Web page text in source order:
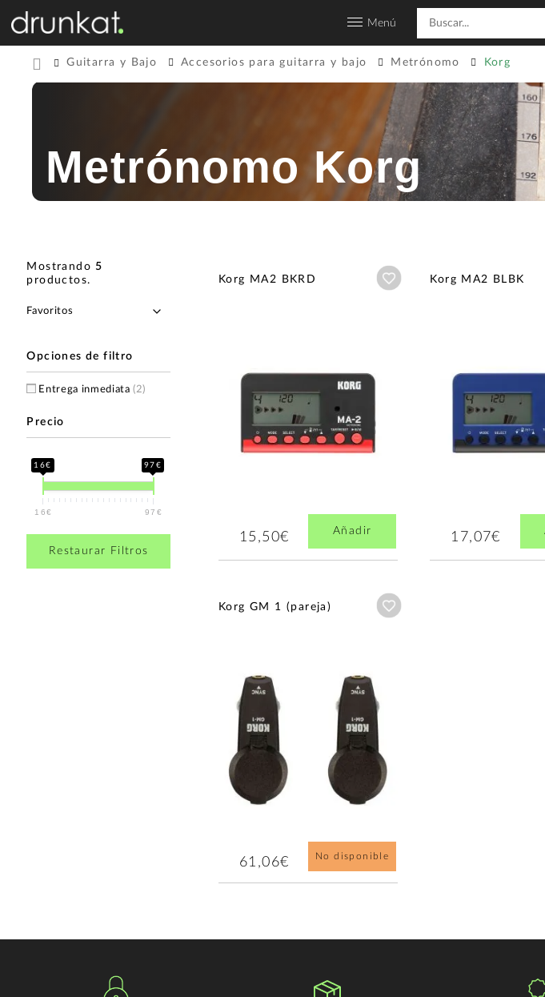
Menú
Guitarra y Bajo Accesorios para guitarra y bajo Metrónomo Korg
Metrónomo Korg
Mostrando 5
productos.
Opciones de filtro
Entrega inmediata(2)
Precio
16€ 97€
16€ 97€
Restaurar Filtros
Korg MA2 BKRD Añadir a wishlist
15,50€ Añadir
Korg MA2 BLBK
17,07€
Korg GM 1 (pareja)
61,06€ No disponible